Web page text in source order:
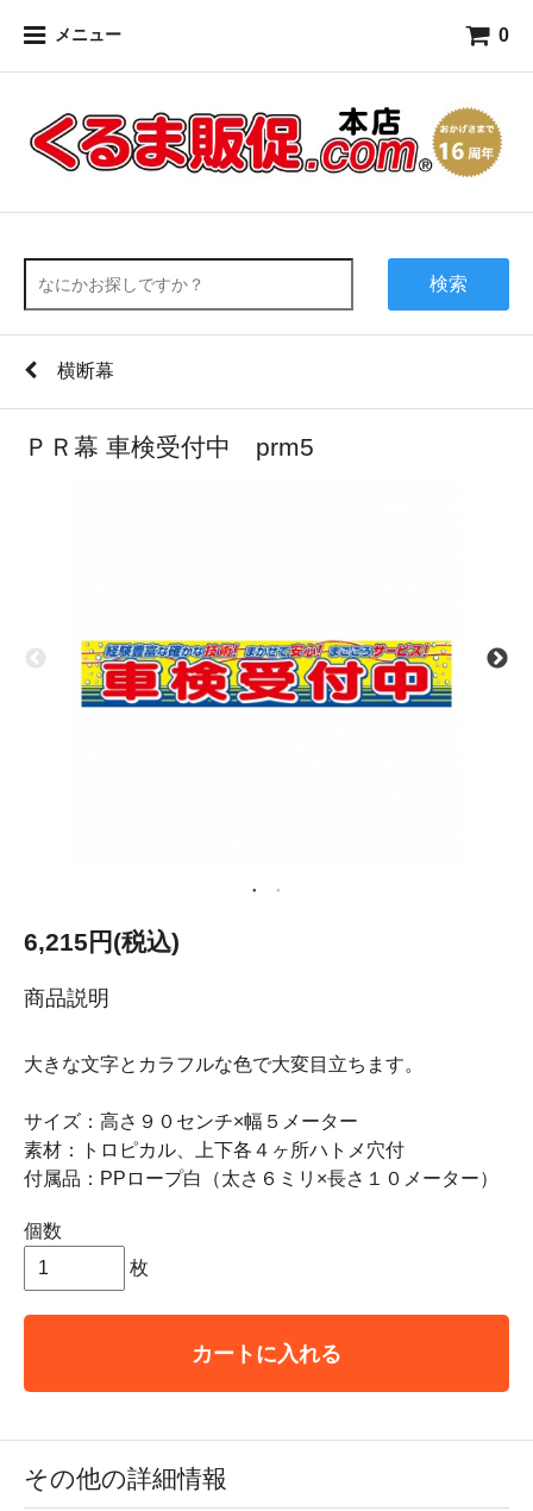
メニュー 0
検索
横断幕
ＰＲ幕 車検受付中 prm5
6,215円(税込)
商品説明
大きな文字とカラフルな色で大変目立ちます。
サイズ：高さ９０センチ×幅５メーター
素材：トロピカル、上下各４ヶ所ハトメ穴付
付属品：PPロープ白（太さ６ミリ×長さ１０メーター）
個数
枚
カートに入れる
その他の詳細情報